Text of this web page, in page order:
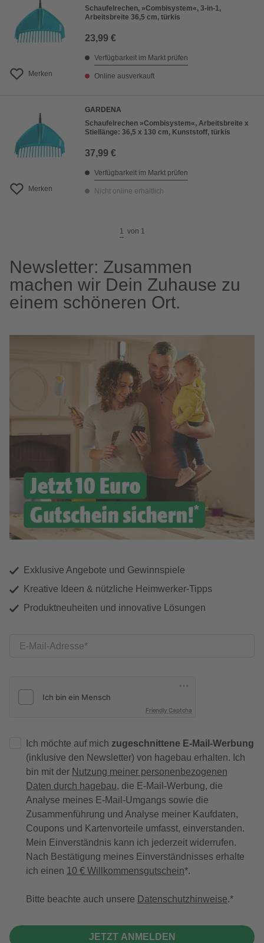
Merken
Schaufelrechen, »Combisystem«, 3-in-1,
Arbeitsbreite 36,5 cm, türkis
23,99 €
Verfügbarkeit im Markt prüfen
Online ausverkauft
Merken
GARDENA
Schaufelrechen »Combisystem«, Arbeitsbreite x
Stiellänge: 36,5 x 130 cm, Kunststoff, türkis
37,99 €
Verfügbarkeit im Markt prüfen
Nicht online erhältlich
1 von 1
Newsletter: Zusammen
machen wir Dein Zuhause zu
einem schöneren Ort.
Exklusive Angebote und Gewinnspiele
Kreative Ideen & nützliche Heimwerker-Tipps
Produktneuheiten und innovative Lösungen
E-Mail-Adresse
Friendly Captcha
Ich möchte auf mich zugeschnittene E-Mail-Werbung
(inklusive den Newsletter) von hagebau erhalten. Ich
bin mit der Nutzung meiner personenbezogenen
Daten durch hagebau, die E-Mail-Werbung, die
Analyse meines E-Mail-Umgangs sowie die
Zusammenführung und Analyse meiner Kaufdaten,
Coupons und Kartenvorteile umfasst, einverstanden.
Mein Einverständnis kann ich jederzeit widerrufen.
Nach Bestätigung meines Einverständnisses erhalte
ich einen 10 € Willkommensgutschein*.
Bitte beachte auch unsere Datenschutzhinweise.
JETZT ANMELDEN